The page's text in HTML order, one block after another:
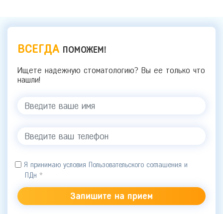
ВСЕГДА ПОМОЖЕМ!
Ищете надежную стоматологию? Вы ее только что
нашли!
Я принимаю условия Пользовательского соглашения и
ПДн *